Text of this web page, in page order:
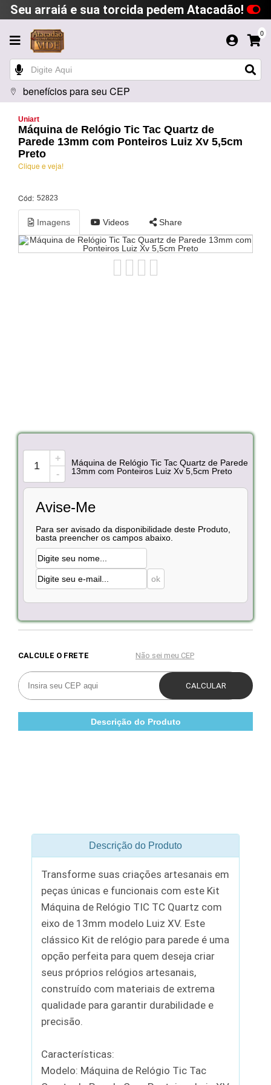
Seu arraiá e sua torcida pedem Atacadão!
0
benefícios para seu CEP
Uniart
Máquina de Relógio Tic Tac Quartz de
Parede 13mm com Ponteiros Luiz Xv 5,5cm
Preto
Clique e veja!
Cód: 52823
Imagens Videos Share
+
-
Máquina de Relógio Tic Tac Quartz de Parede
13mm com Ponteiros Luiz Xv 5,5cm Preto
Avise-Me
Para ser avisado da disponibilidade deste Produto,
basta preencher os campos abaixo.
Descrição do Produto
Descrição do Produto
Transforme suas criações artesanais em
peças únicas e funcionais com este Kit
Máquina de Relógio TIC TC Quartz com
eixo de 13mm modelo Luiz XV. Este
clássico Kit de relógio para parede é uma
opção perfeita para quem deseja criar
seus próprios relógios artesanais,
construído com materiais de extrema
qualidade para garantir durabilidade e
precisão.
Características:
Modelo: Máquina de Relógio Tic Tac